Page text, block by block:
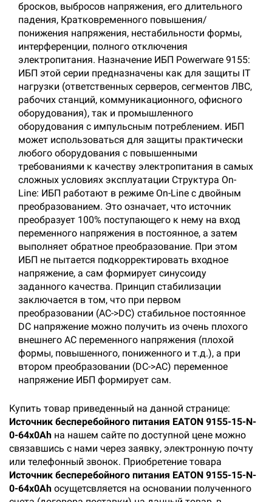
бросков, выбросов напряжения, его длительного
падения, Кратковременного повышения/
понижения напряжения, нестабильности формы,
интерференции, полного отключения
электропитания. Назначение ИБП Powerware 9155:
ИБП этой серии предназначены как для защиты IT
нагрузки (ответственных серверов, сегментов ЛВС,
рабочих станций, коммуникационного, офисного
оборудования), так и промышленного
оборудования с импульсным потреблением. ИБП
может использоваться для защиты практически
любого оборудования с повышенными
требованиями к качеству электропитания в самых
сложных условиях эксплуатации Структура On-
Line: ИБП работают в режиме On-Line с двойным
преобразованием. Это означает, что источник
преобразует 100% поступающего к нему на вход
переменного напряжения в постоянное, а затем
выполняет обратное преобразование. При этом
ИБП не пытается подкорректировать входное
напряжение, а сам формирует синусоиду
заданного качества. Принцип стабилизации
заключается в том, что при первом
преобразовании (AC->DC) стабильное постоянное
DC напряжение можно получить из очень плохого
внешнего AC переменного напряжения (плохой
формы, повышенного, пониженного и т.д.), а при
втором преобразовании (DC->AC) переменное
напряжение ИБП формирует сам.
Купить товар приведенный на данной странице:
Источник бесперебойного питания EATON 9155-15-N-
0-64x0Ah на нашем сайте по доступной цене можно
связавшись с нами через заявку, электронную почту
или телефонный звонок. Приобретение товара
Источник бесперебойного питания EATON 9155-15-N-
0-64x0Ah осущетсвляется на основании полученного